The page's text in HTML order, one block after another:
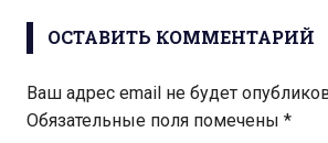
ОСТАВИТЬ КОММЕНТАРИЙ
Ваш адрес email не будет
Обязательные поля помечены *